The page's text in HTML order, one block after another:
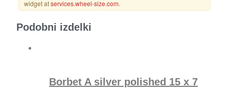
Podobni izdelki
Borbet A silver polished 15 x 7